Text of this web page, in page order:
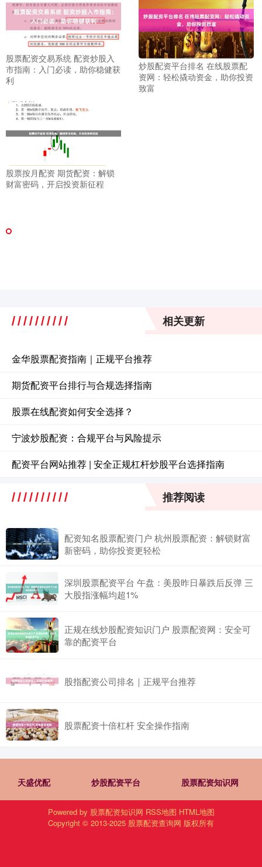
股票配资交易系统 配资炒股入
市指南：入门必读，助你稳健获
利
炒股配资平台排名 在线股票配
资网：轻松撬动资金，助你投资
致富
股票按月配资 期货配资：解锁
财富密码，开启投资新征程
相关更新
金华股票配资指南｜正规平台推荐
期货配资平台排行与合规选择指南
股票在线配资如何安全选择？
宁波炒股配资：合规平台与风险提示
配资平台网站推荐 | 安全正规杠杆炒股平台选择指南
推荐阅读
配资知名股票配资门户 杭州股票配资：解锁财富
新密码，助你投资更轻松
深圳股票配资平台 午盘：美股昨日暴跌后反弹 三
大股指涨幅均超1%
正规在线炒股配资知识门户 股票配资网：安全可
靠的配资平台
股指配资公司排名｜正规平台推荐
股票配资十倍杠杆 安全操作指南
天盛优配 炒股配资平台 股票配资知识网
Powered by 股票配资知识网 RSS地图 HTML地图
Copyright © 2013-2025 股票配资查询网 版权所有